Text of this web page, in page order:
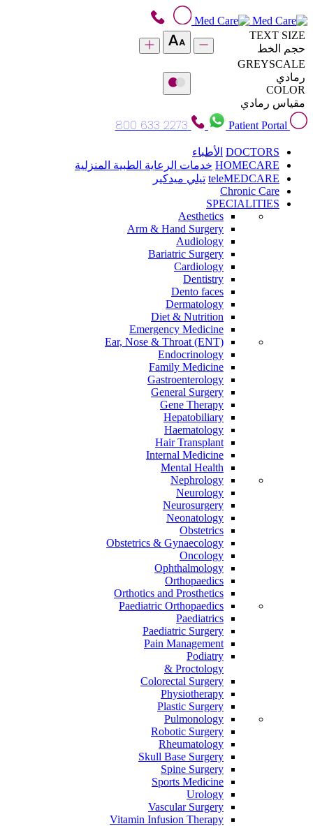
TEXT SIZE
حجم الخط
GREYSCALE
رمادي
COLOR
مقياس رمادي
Patient Portal
800 633 2273
DOCTORS الأطباء
HOMECARE خدمات الرعاية الطبية المنزلية
teleMEDCARE تيلي ميدكير
Chronic Care
SPECIALITIES
Aesthetics
Arm & Hand Surgery
Audiology
Bariatric Surgery
Cardiology
Dentistry
Dento faces
Dermatology
Diet & Nutrition
Emergency Medicine
Ear, Nose & Throat (ENT)
Endocrinology
Family Medicine
Gastroenterology
General Surgery
Gene Therapy
Hepatobiliary
Haematology
Hair Transplant
Internal Medicine
Mental Health
Nephrology
Neurology
Neurosurgery
Neonatology
Obstetrics
Obstetrics & Gynaecology
Oncology
Ophthalmology
Orthopaedics
Orthotics and Prosthetics
Paediatric Orthopaedics
Paediatrics
Paediatric Surgery
Pain Management
Podiatry
Proctology &
Colorectal Surgery
Physiotherapy
Plastic Surgery
Pulmonology
Robotic Surgery
Rheumatology
Skull Base Surgery
Spine Surgery
Sports Medicine
Urology
Vascular Surgery
Vitamin Infusion Therapy